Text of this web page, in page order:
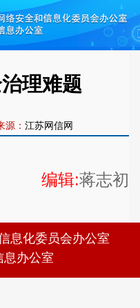
理难题
源： 江苏网信网
编辑:蒋志初
息化委员会办公室
息办公室